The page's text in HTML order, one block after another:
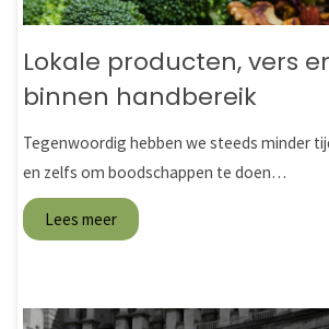
Lokale producten, vers
binnen handbereik
Tegenwoordig hebben we steeds minder
en zelfs om boodschappen te doen…
Lees meer